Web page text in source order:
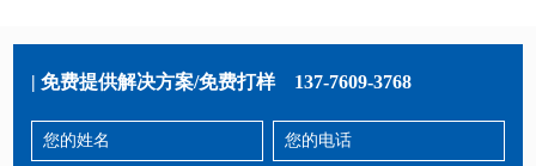
| 免费提供解决方案/免费打样 137-7609-3768